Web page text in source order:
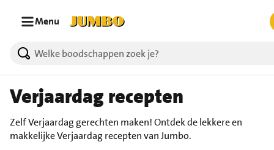
Menu
Verjaardag recepten
Zelf Verjaardag gerechten maken! Ontdek de lekkere en
makkelijke Verjaardag recepten van Jumbo.